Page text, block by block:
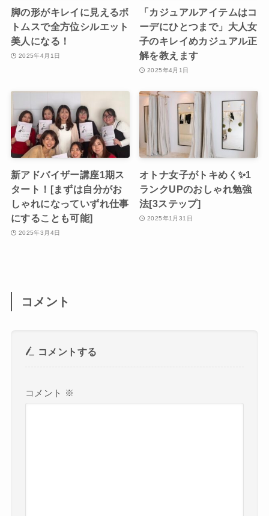
脚の形がキレイに見えるボ
トムスで全方位シルエット
美人になる！
2025年4月1日
「カジュアルアイテムはコ
ーデにひとつまで」大人女
子のキレイめカジュアル正
解を教えます
2025年4月1日
新アドバイザー講座1期ス
タート！[まずは自分がお
しゃれになっていずれ仕事
にすることも可能]
2025年3月4日
オトナ女子がトキめく✨1
ランクUPのおしゃれ勉強
法[3ステップ]
2025年1月31日
コメント
コメントする
コメント ※